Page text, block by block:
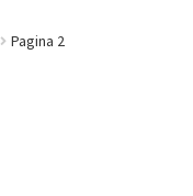
Pagina 2